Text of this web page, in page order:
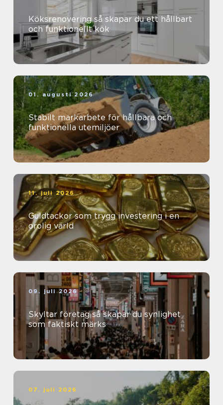
Köksrenovering så skapar du ett hållbart
och funktionellt kök
01. augusti 2026
Stabilt markarbete för hållbara och
funktionella utemiljöer
11. juli 2026
Guldtackor som trygg investering i en
orolig värld
09. juli 2026
Skyltar företag så skapar du synlighet
som faktiskt märks
07. juli 2026